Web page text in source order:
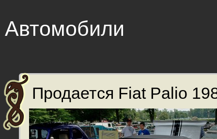
Автомобили
Продается Fiat Palio